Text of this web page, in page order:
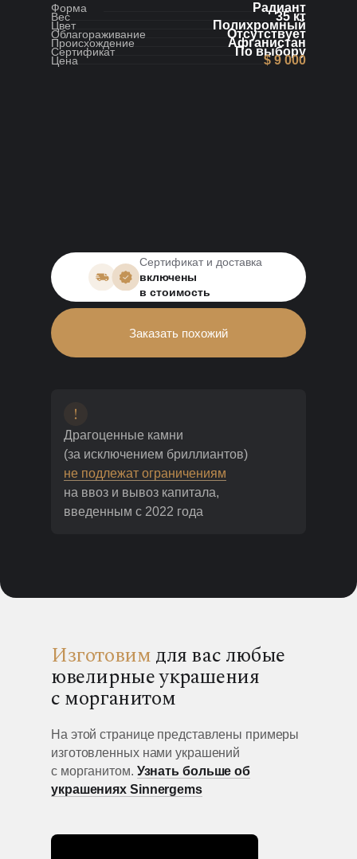
Форма Радиант
Вес 35 кт
Цвет Полихромный
Облагораживание Отсутствует
Происхождение Афганистан
Сертификат По выбору
Цена $ 9 000
Заказать похожий
Сертификат и доставка
включены
в стоимость
Драгоценные камни
(за исключением бриллиантов)
не подлежат ограничениям
на ввоз и вывоз капитала,
введенным с 2022 года
Изготовимдля вас любые
ювелирные украшения
с морганитом
На этой странице представлены примеры
изготовленных нами украшений
с морганитом. Узнать больше об
украшениях Sinnergems